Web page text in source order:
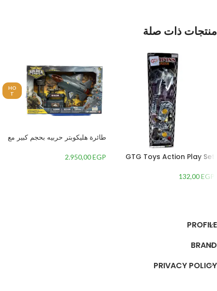
منتجات ذات صلة
GTG Toys Action Play Set
132,00EGP
HO
T
طائرة هليكوبتر حربيه بحجم كبير مع
2.950,00EGP
PROFILE
BRAND
PRIVACY POLICY